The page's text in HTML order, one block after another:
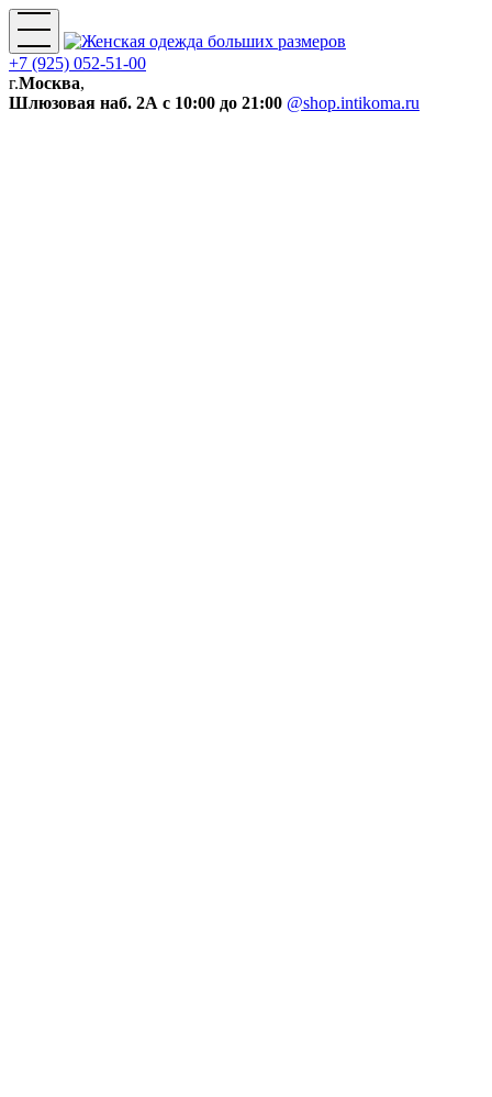
+7 (925) 052-51-00
г.Москва,
Шлюзовая наб. 2А с 10:00 до 21:00 @shop.intikoma.ru